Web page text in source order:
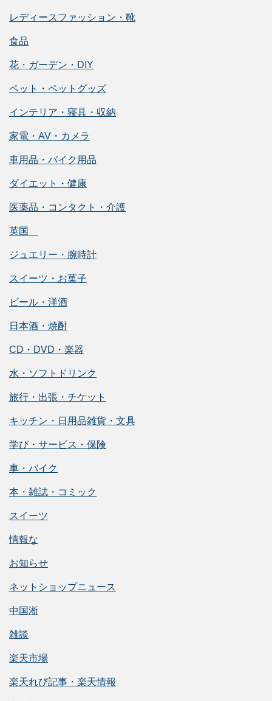
レディースファッション・靴
食品
花・ガーデン・DIY
ペット・ペットグッズ
インテリア・寝具・収納
家電・AV・カメラ
車用品・バイク用品
ダイエット・健康
医薬品・コンタクト・介護
英国
ジュエリー・腕時計
スイーツ・お菓子
ビール・洋酒
日本酒・焼酎
CD・DVD・楽器
水・ソフトドリンク
旅行・出張・チケット
キッチン・日用品雑貨・文具
学び・サービス・保険
車・バイク
本・雑誌・コミック
スイーツ
情報な
お知らせ
ネットショップニュース
中国淅
雑談
楽天市場
楽天れび記事・楽天情報